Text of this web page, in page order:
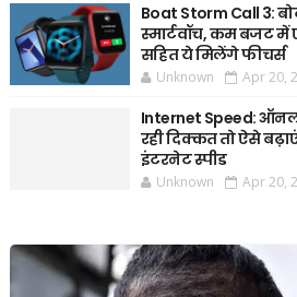
Boat Storm Call 3:
स्मार्टवॉच, कम बजट में
सहित ये मिलेंगे फीचर्स
Unknown Apr 20,
Internet Speed:
रही दिक्कत तो ऐसे
इंटरनेट स्पीड
Unknown Apr 20,